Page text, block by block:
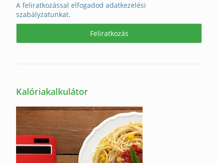
A feliratkozással elfogadod adatkezelési
szabályzatunkat.
Kalóriakalkulátor